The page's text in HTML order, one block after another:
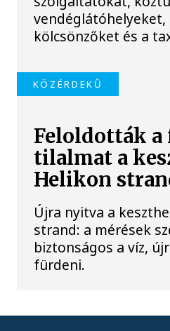
vendéglátóhelyeket,
kölcsönzőket és a
KÖZÉRDEKŰ
Feloldották a
tilalmat a
Helikon
Újra nyitva a
strand: a mérések
biztonságos a víz,
fürdeni.